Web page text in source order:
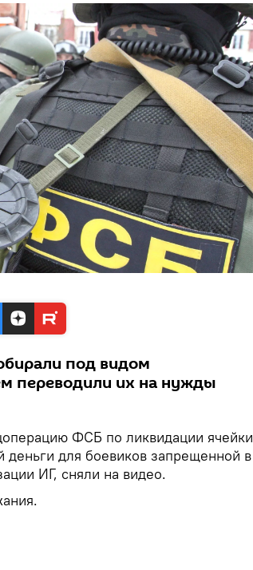
под видом
переводили их на нужды
ФСБ по ликвидации ячейки
деньги для боевиков запрещенной в
ИГ, сняли на видео.